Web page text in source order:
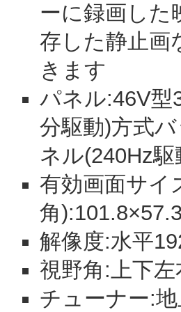
ーに録画した
存した静止画
きます
パネル:46V型
分駆動)方式
ネル(240Hz駆
有効画面サイ
角
解像度:水平
視野角:上下
チューナー: